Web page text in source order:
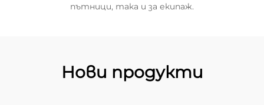
пътници, така и за екипаж.
Нови продукти